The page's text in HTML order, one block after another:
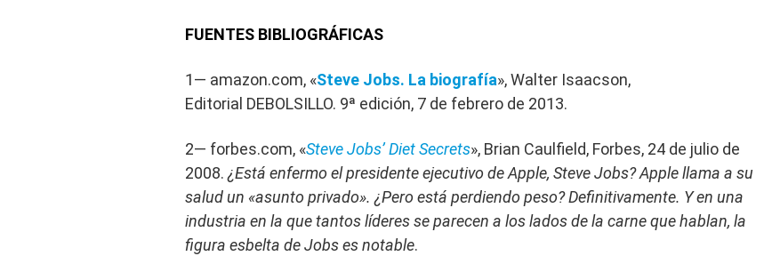
FUENTES BIBLIOGRÁFICAS
1— amazon.com, «Steve Jobs. La biografía», Walter Isaacson,
Editorial‎ DEBOLSILLO. 9ª edición, 7 de febrero de 2013.
2— forbes.com, «Steve Jobs’ Diet Secrets», Brian Caulfield, Forbes, 24 de julio de
2008. ¿Está enfermo el presidente ejecutivo de Apple, Steve Jobs? Apple llama a su
salud un «asunto privado». ¿Pero está perdiendo peso? Definitivamente. Y en una
industria en la que tantos líderes se parecen a los lados de la carne que hablan, la
figura esbelta de Jobs es notable.